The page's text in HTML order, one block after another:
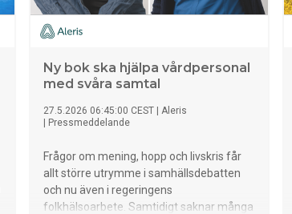
Ny bok ska hjälpa vårdpersonal
med svåra samtal
27.5.2026 06:45:00 CEST
Aleris
Pressmeddelande
Frågor om mening, hopp och livskris får
allt större utrymme i samhällsdebatten
och nu även i regeringens
folkhälsoarbete. Samtidigt saknar många